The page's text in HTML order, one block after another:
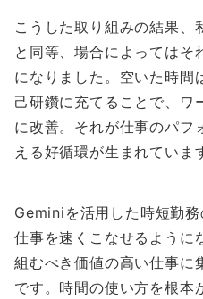
こうした取り組みの結果
と同等、場合によってはそ
になりました。空いた時間
己研鑽に充てることで、ワ
に改善。それが仕事のパフ
える好循環が生まれていま
Geminiを活用した時短勤
仕事を速くこなせるように
組むべき価値の高い仕事に
です。時間の使い方を根本